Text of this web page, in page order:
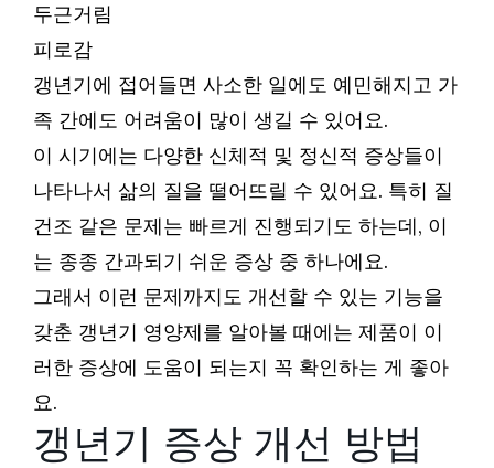
두근거림
피로감
갱년기에 접어들면 사소한 일에도 예민해지고 가
족 간에도 어려움이 많이 생길 수 있어요.
이 시기에는 다양한 신체적 및 정신적 증상들이
나타나서 삶의 질을 떨어뜨릴 수 있어요. 특히 질
건조 같은 문제는 빠르게 진행되기도 하는데, 이
는 종종 간과되기 쉬운 증상 중 하나에요.
그래서 이런 문제까지도 개선할 수 있는 기능을
갖춘 갱년기 영양제를 알아볼 때에는 제품이 이
러한 증상에 도움이 되는지 꼭 확인하는 게 좋아
요.
갱년기 증상 개선 방법